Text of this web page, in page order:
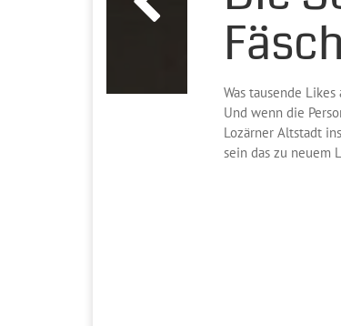
Was tausende
Und wenn die
Lozärner Altstadt
sein das zu neuem